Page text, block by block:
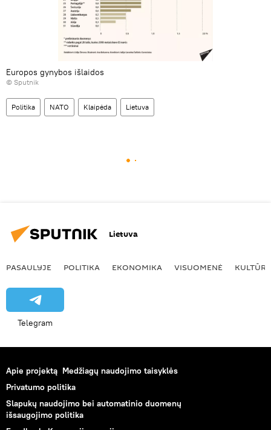
Europos gynybos išlaidos
© Sputnik
Politika NATO Klaipėda Lietuva
Lietuva
PASAULYJE POLITIKA EKONOMIKA VISUOMENĖ KULTŪRA
Telegram
Apie projektą Medžiagų naudojimo taisyklės
Privatumo politika
Slapukų naudojimo bei automatinio duomenų
išsaugojimo politika